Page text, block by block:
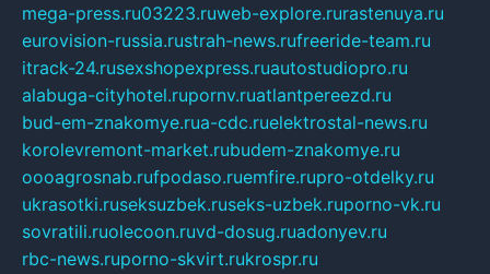
mega-press.ru03223.ruweb-explore.rurastenuya.ru
eurovision-russia.rustrah-news.rufreeride-team.ru
itrack-24.rusexshopexpress.ruautostudiopro.ru
alabuga-cityhotel.rupornv.ruatlantpereezd.ru
bud-em-znakomye.rua-cdc.ruelektrostal-news.ru
korolevremont-market.rubudem-znakomye.ru
oooagrosnab.rufpodaso.ruemfire.rupro-otdelky.ru
ukrasotki.ruseksuzbek.ruseks-uzbek.ruporno-vk.ru
sovratili.ruolecoon.ruvd-dosug.ruadonyev.ru
rbc-news.ruporno-skvirt.rukrospr.ru